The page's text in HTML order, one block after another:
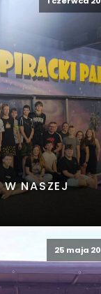
W NASZEJ
25 maja